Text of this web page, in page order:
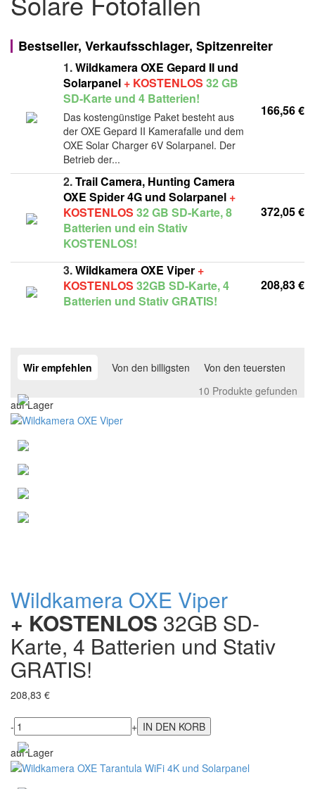
Bestseller, Verkaufsschlager, Spitzenreiter
1.Wildkamera OXE Gepard II und
Solarpanel + KOSTENLOS 32 GB
SD-Karte und 4 Batterien!
Das kostengünstige Paket besteht aus
der OXE Gepard II Kamerafalle und dem
OXE Solar Charger 6V Solarpanel. Der
Betrieb der...
166,56 €
2.Trail Camera, Hunting Camera
OXE Spider 4G und Solarpanel +
KOSTENLOS 32 GB SD-Karte, 8
Batterien und ein Stativ
KOSTENLOS!
372,05 €
3.Wildkamera OXE Viper +
KOSTENLOS 32GB SD-Karte, 4
Batterien und Stativ GRATIS!
208,83 €
Wir empfehlen Von den billigsten
Von den teuersten
10 Produkte gefunden
auf Lager
Wildkamera OXE Viper
+ KOSTENLOS 32GB SD-
Karte, 4 Batterien und Stativ
GRATIS!
208,83 €
-
+
auf Lager